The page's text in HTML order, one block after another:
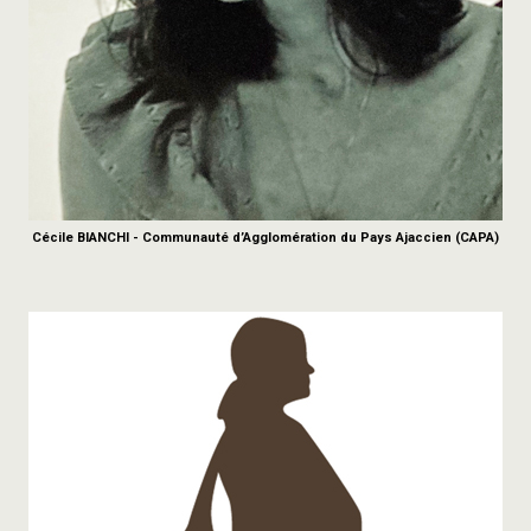
Cécile BIANCHI - Communauté d’Agglomération du Pays Ajaccien (CAPA)